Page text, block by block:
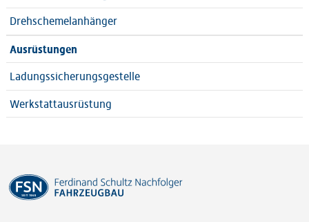
Drehschemelanhänger
Ausrüstungen
Ladungssicherungsgestelle
Werkstattausrüstung